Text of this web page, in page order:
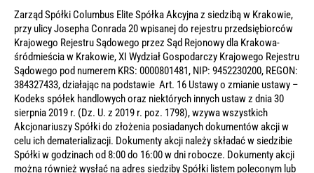
Zarząd Spółki Columbus Elite Spółka Akcyjna z siedzibą w Krakowie,
przy ulicy Josepha Conrada 20 wpisanej do rejestru przedsiębiorców
Krajowego Rejestru Sądowego przez Sąd Rejonowy dla Krakowa-
śródmieścia w Krakowie, XI Wydział Gospodarczy Krajowego Rejestru
Sądowego pod numerem KRS: 0000801481, NIP: 9452230200, REGON:
384327433, działając na podstawie Art. 16 Ustawy o zmianie ustawy –
Kodeks spółek handlowych oraz niektórych innych ustaw z dnia 30
sierpnia 2019 r. (Dz. U. z 2019 r. poz. 1798), wzywa wszystkich
Akcjonariuszy Spółki do złożenia posiadanych dokumentów akcji w
celu ich dematerializacji. Dokumenty akcji należy składać w siedzibie
Spółki w godzinach od 8:00 do 16:00 w dni robocze. Dokumenty akcji
można również wysłać na adres siedziby Spółki listem poleconym lub